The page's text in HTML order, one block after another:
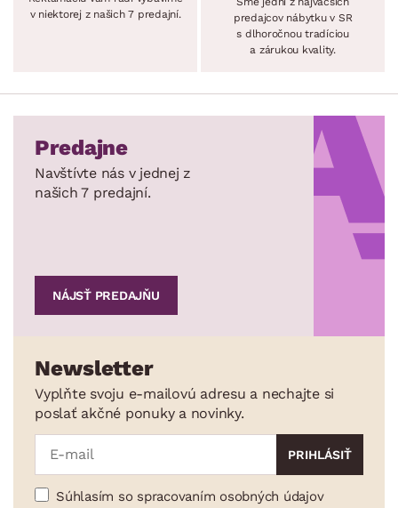
v niektorej z našich 7 predajní.
predajcov nábytku v SR
s dlhoročnou tradíciou
a zárukou kvality.
Predajne
Navštívte nás v jednej z
našich 7 predajní.
NÁJSŤ PREDAJŇU
Newsletter
Vyplňte svoju e-mailovú adresu a nechajte si
poslať akčné ponuky a novinky.
Súhlasím so spracovaním osobných údajov